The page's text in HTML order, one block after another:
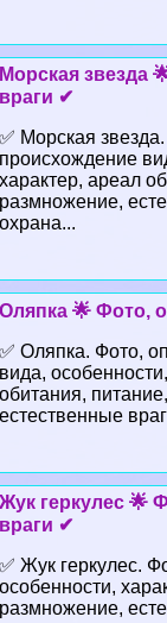
Морская звезда
враги ✔
✅ Морская
происхождение
хаpaктер, ареал
размножение,
охрана...
Оляпка 🌟 Фото,
✅ Оляпка. Фото,
вида,
обитания,
естественные
Жук геркулес 🌟
враги ✔
✅ Жук геркулес.
особенности,
размножение,